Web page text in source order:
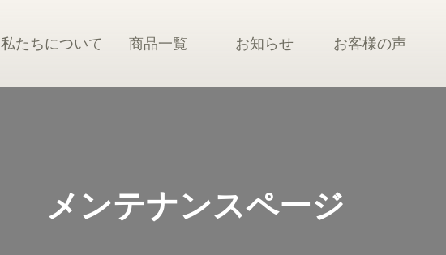
私たちについて 商品一覧 お知らせ お客様の声
メンテナンスページ